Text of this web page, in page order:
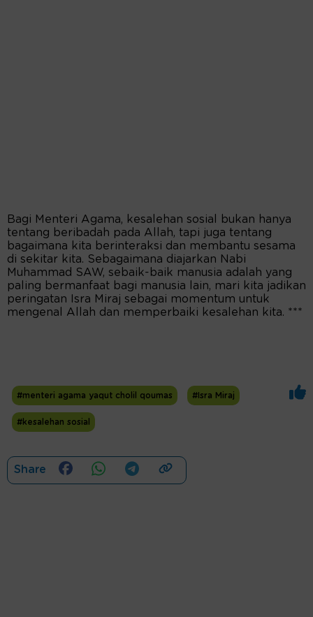
Bagi Menteri Agama, kesalehan sosial bukan hanya
tentang beribadah pada Allah, tapi juga tentang
bagaimana kita berinteraksi dan membantu sesama
di sekitar kita. Sebagaimana diajarkan Nabi
Muhammad SAW, sebaik-baik manusia adalah yang
paling bermanfaat bagi manusia lain, mari kita jadikan
peringatan Isra Miraj sebagai momentum untuk
mengenal Allah dan memperbaiki kesalehan kita. ***
#menteri agama yaqut cholil qoumas #Isra Miraj
#kesalehan sosial
Share